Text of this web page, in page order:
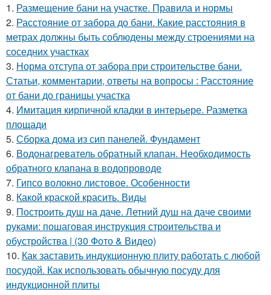
1. Размещение бани на участке. Правила и нормы
2. Расстояние от забора до бани. Какие расстояния в
метрах должны быть соблюдены между строениями на
соседних участках
3. Норма отступа от забора при строительстве бани.
Статьи, комментарии, ответы на вопросы : Расстояние
от бани до границы участка
4. Имитация кирпичной кладки в интерьере. Разметка
площади
5. Сборка дома из сип панелей. Фундамент
6. Водонагреватель обратный клапан. Необходимость
обратного клапана в водопроводе
7. Гипсо волокно листовое. Особенности
8. Какой краской красить. Виды
9. Построить душ на даче. Летний душ на даче своими
руками: пошаговая инструкция строительства и
обустройства | (30 Фото & Видео)
10. Как заставить индукционную плиту работать с любой
посудой. Как использовать обычную посуду для
индукционной плиты